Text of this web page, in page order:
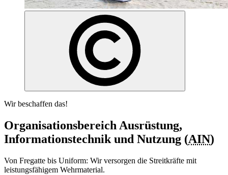
Wir beschaffen das!
Organisationsbereich Ausrüstung,
Informationstechnik und Nutzung (AIN)
Von Fregatte bis Uniform: Wir versorgen die Streitkräfte mit
leistungsfähigem Wehrmaterial.